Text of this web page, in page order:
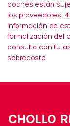
coches están
los proveedores.
información de
formalización del
consulta con tu
sobrecoste.
CHOLLO